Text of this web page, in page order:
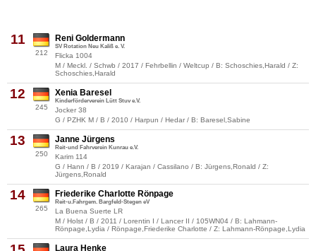
11
212
Reni Goldermann
SV Rotation Neu Kaliß e. V.
Flicka 1004
M / Meckl. / Schwb / 2017 / Fehrbellin / Weltcup / B: Schoschies,Harald / Z:
Schoschies,Harald
12
245
Xenia Baresel
Kinderförderverein Lütt Stuv e.V.
Jocker 38
G / PZHK M / B / 2010 / Harpun / Hedar / B: Baresel,Sabine
13
250
Janne Jürgens
Reit-und Fahrverein Kunrau e.V.
Karim 114
G / Hann / B / 2019 / Karajan / Cassilano / B: Jürgens,Ronald / Z:
Jürgens,Ronald
14
265
Friederike Charlotte Rönpage
Reit-u.Fahrgem. Bargfeld-Stegen eV
La Buena Suerte LR
M / Holst / B / 2011 / Lorentin I / Lancer II / 105WN04 / B: Lahmann-
Rönpage,Lydia / Rönpage,Friederike Charlotte / Z: Lahmann-Rönpage,Lydia
Laura Henke